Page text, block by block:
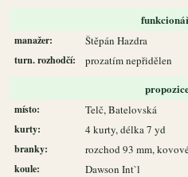
manažer: Štěpán Hazdra
turn. rozhodčí: prozatím nepřidělen
místo: Telč, Batelovská
kurty: 4 kurty, délka 7 yd
branky: rozchod 93 mm,
koule: Dawson Int`l